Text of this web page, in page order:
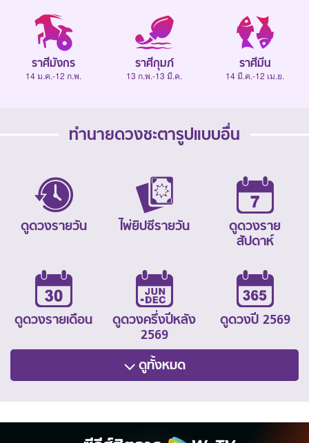
ราศีมังกร
14 ม.ค.-12 ก.พ.
ราศีกุมภ์
13 ก.พ.-13 มี.ค.
ราศีมีน
14 มี.ค.-12 เม.ย.
ทำนายดวงชะตารูปแบบอื่น
ดูดวงรายวัน ไพ่ยิปซีรายวัน
ดูดวงราย
สัปดาห์
ดูดวงรายเดือน
ดูดวงครึ่งปีหลัง
2569
ดูดวงปี 2569
ดูทั้งหมด